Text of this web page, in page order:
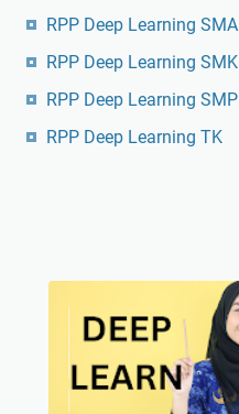
RPP Deep Learning SMA
RPP Deep Learning SMK
RPP Deep Learning SMP
RPP Deep Learning TK